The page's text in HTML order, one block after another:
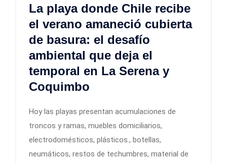
La playa donde Chile recibe
el verano amaneció cubierta
de basura: el desafío
ambiental que deja el
temporal en La Serena y
Coquimbo
Hoy las playas presentan acumulaciones de
troncos y ramas, muebles domiciliarios,
electrodomésticos, plásticos., botellas,
neumáticos, restos de techumbres, material de